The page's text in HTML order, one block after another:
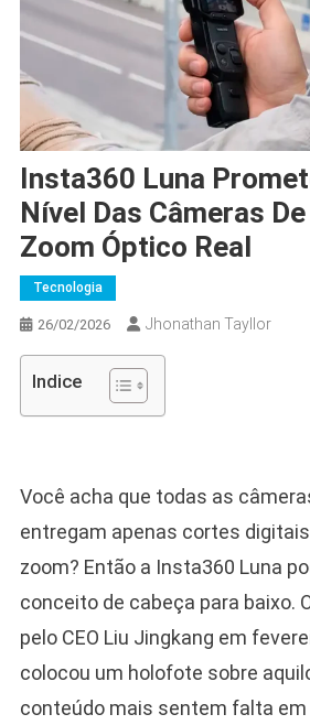
Insta360 Luna
Nível Das Câmeras
Zoom Óptico Real
Tecnologia
26/02/2026 Jhonathan Tayllor
Indice
Você acha que todas as
entregam apenas cortes
zoom? Então a Insta360 Luna
conceito de cabeça para baixo.
pelo CEO Liu Jingkang em
colocou um holofote sobre
conteúdo mais sentem falta